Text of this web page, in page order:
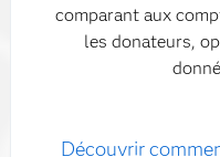
comparant aux
les donateurs,
Découvrir